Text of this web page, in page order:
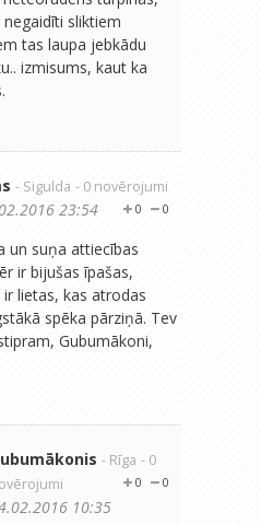
sliktiem
tas laupa jebkādu
izmisums, kaut ka
- Sigulda - 0 novērojumi
0
0
23:54
un suņa attiecības
ir bijušas īpašas,
lietas, kas atrodas
spēka pārziņā. Tev
Gubumākoni,
- Rīga - 0
0
0
10:35